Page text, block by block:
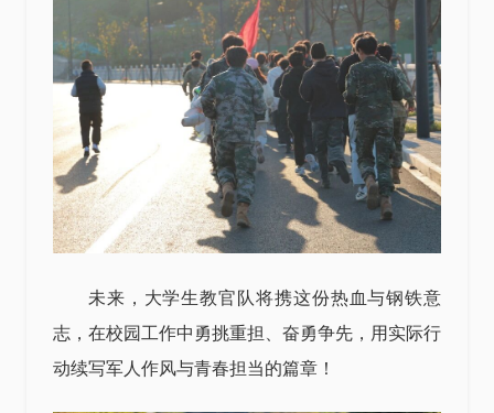
未来，大学生教官队将携这份热血与钢铁意
志，在校园工作中勇挑重担、奋勇争先，用实际行
动续写军人作风与青春担当的篇章！